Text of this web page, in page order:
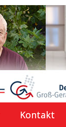
Kontakt